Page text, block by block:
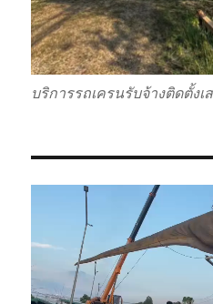
บริการรถเครนรับจ้างติดตั้